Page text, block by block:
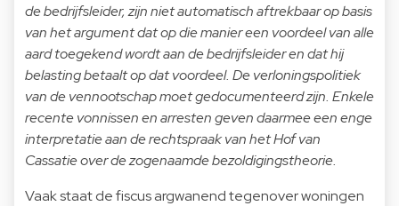
de bedrijfsleider, zijn niet automatisch aftrekbaar op basis
van het argument dat op die manier een voordeel van alle
aard toegekend wordt aan de bedrijfsleider en dat hij
belasting betaalt op dat voordeel. De verloningspolitiek
van de vennootschap moet gedocumenteerd zijn. Enkele
recente vonnissen en arresten geven daarmee een enge
interpretatie aan de rechtspraak van het Hof van
Cassatie over de zogenaamde bezoldigingstheorie.
Vaak staat de fiscus argwanend tegenover woningen